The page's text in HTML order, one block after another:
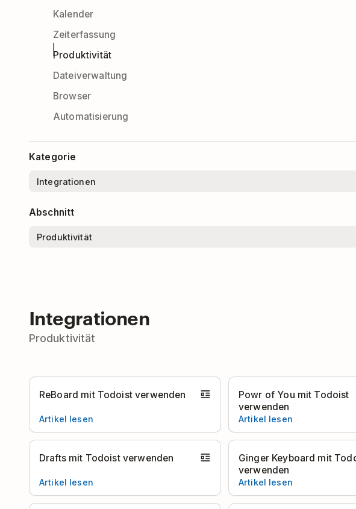
Kalender
Zeiterfassung
Produktivität
Dateiverwaltung
Browser
Automatisierung
Kategorie
Abschnitt
Integrationen
Produktivität
ReBoard mit Todoist verwenden
Artikel lesen
Powr of You mit Todoist
verwenden
Artikel lesen
Drafts mit Todoist verwenden
Artikel lesen
Ginger Keyboard mit
verwenden
Artikel lesen